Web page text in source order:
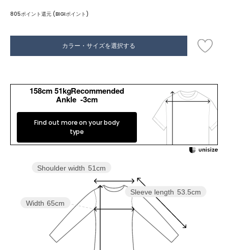
805ポイント還元 (BIGIポイント)
カラー・サイズを選択する
158cm 51kgRecommended
Ankle -3cm
Find out more on your body
type
Sleeve length 53.5cm
Width 65cm
Shoulder width 51cm